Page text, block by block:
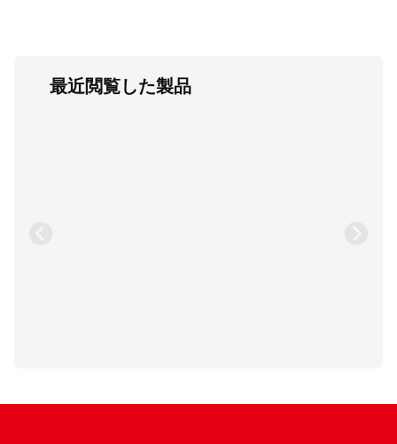
最近閲覧した製品